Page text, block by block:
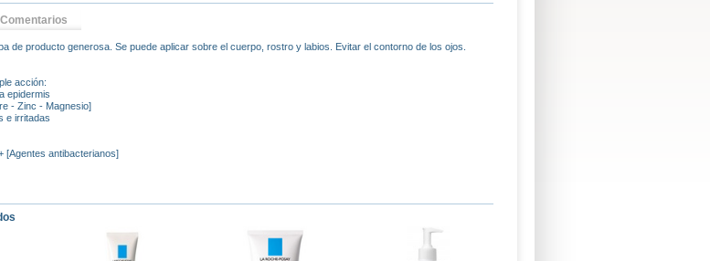
Comentarios
de producto generosa. Se puede aplicar sobre el cuerpo, rostro y labios. Evitar el contorno de los ojos.
acción:
epidermis
- Zinc - Magnesio]
e irritadas
[Agentes antibacterianos]